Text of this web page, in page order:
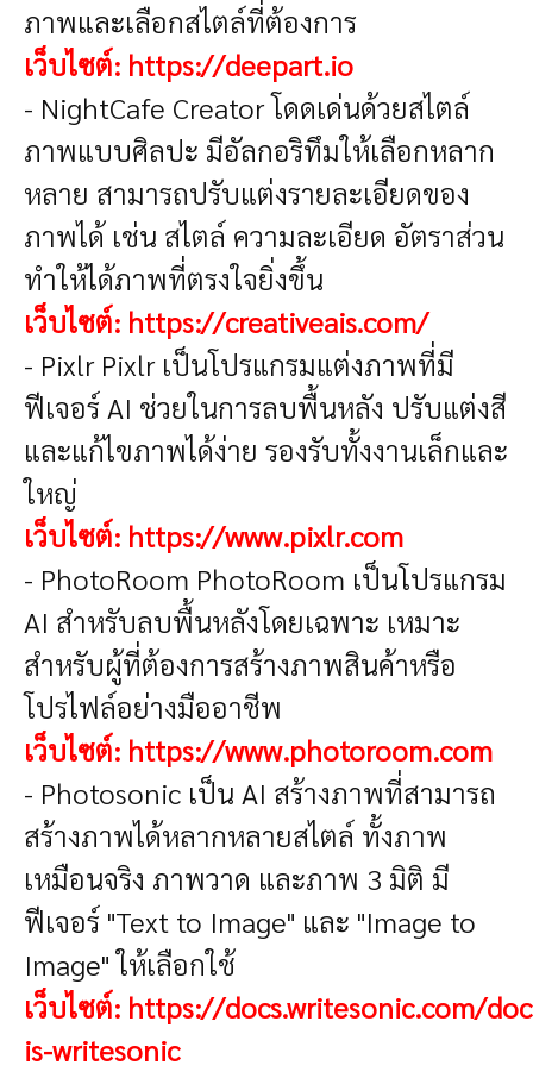
ภาพและเลือกสไตล์ที่ต้องการ
เว็บไซต์: https://deepart.io
- NightCafe Creatorโดดเด่นด้วยสไตล์
ภาพแบบศิลปะ มีอัลกอริทึมให้เลือกหลาก
หลาย สามารถปรับแต่งรายละเอียดของ
ภาพได้ เช่น สไตล์ ความละเอียด อัตราส่วน
ทำให้ได้ภาพที่ตรงใจยิ่งขึ้น
เว็บไซต์: https://creativeais.com/
- Pixlr Pixlr เป็นโปรแกรมแต่งภาพที่มี
ฟีเจอร์ AI ช่วยในการลบพื้นหลัง ปรับแต่งสี
และแก้ไขภาพได้ง่าย รองรับทั้งงานเล็กและ
ใหญ่
เว็บไซต์: https://www.pixlr.com
- PhotoRoom PhotoRoom เป็นโปรแกรม
AI สำหรับลบพื้นหลังโดยเฉพาะ เหมาะ
สำหรับผู้ที่ต้องการสร้างภาพสินค้าหรือ
โปรไฟล์อย่างมืออาชีพ
เว็บไซต์: https://www.photoroom.com
- Photosonic เป็น AI สร้างภาพที่สามารถ
สร้างภาพได้หลากหลายสไตล์ ทั้งภาพ
เหมือนจริง ภาพวาด และภาพ 3 มิติ มี
ฟีเจอร์ "Text to Image" และ "Image to
Image" ให้เลือกใช้
เว็บไซต์: https://docs.writesonic.com/
is-writesonic